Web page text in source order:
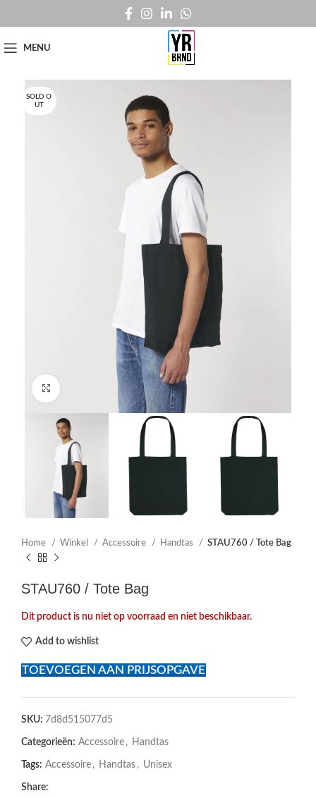
MENU
SOLD O
UT
Click to enlarge
Home Winkel Accessoire Handtas STAU760 / Tote Bag
STAU760 / Tote Bag
Dit product is nu niet op voorraad en niet beschikbaar.
Add to wishlist
TOEVOEGEN AAN PRIJSOPGAVE
SKU: 7d8d515077d5
Categorieën: Accessoire , Handtas
Tags: Accessoire , Handtas , Unisex
Share: